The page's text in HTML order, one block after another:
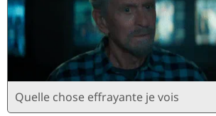
Quelle chose effrayante je vois